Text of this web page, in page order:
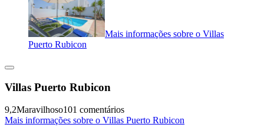
Mais informações sobre o Villas
Puerto Rubicon
Villas Puerto Rubicon
9,2Maravilhoso101 comentários
Mais informações sobre o Villas Puerto Rubicon